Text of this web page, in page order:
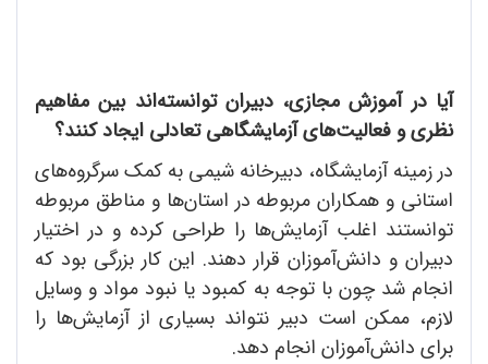
آیا در آموزش مجازی، دبیران توانسته‌اند بین مفاهیم
نظری و فعالیت‌های آزمایشگاهی تعادلی ایجاد کنند؟
در زمینه آزمایشگاه، دبیرخانه شیمی به کمک سرگروه‌های
استانی و همکاران مربوطه در استان‌ها و مناطق مربوطه
توانستند اغلب آزمایش‌ها را طراحی کرده و در اختیار
دبیران و دانش‌آموزان قرار دهند. این کار بزرگی بود که
انجام شد چون با توجه به کمبود یا نبود مواد و وسایل
لازم، ممکن است دبیر نتواند بسیاری از آزمایش‌ها را
برای دانش‌آموزان انجام دهد.